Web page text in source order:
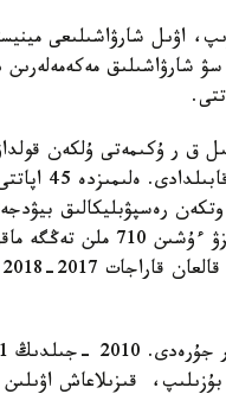
اۋىل شارۋاشىلىعى
شارۋاشىلىق مەكەمەلەرىن
اپاتتى سۋ قويمانىڭ 15
مەنشىكتە. بيىل 11 - قىركۇيەكتە وتكەن رەسپۋبليكالىق
بۇزىلىپ، قىزىلاعاش